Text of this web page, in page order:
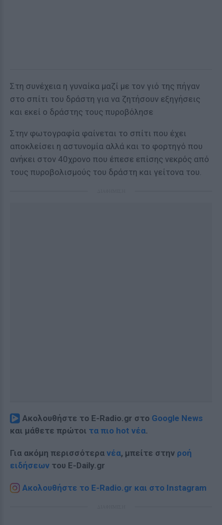
Στη συνέχεια η γυναίκα μαζί με τον γιό της πήγαν
στο σπίτι του δράστη για να ζητήσουν εξηγήσεις
και εκεί ο δράστης τους πυροβόλησε
Στην φωτογραφία φαίνεται το σπίτι που έχει
αποκλείσει η αστυνομία αλλά και το φορτηγό που
ανήκει στον 40χρονο που έπεσε επίσης νεκρός από
τους πυροβολισμούς του δράστη και γείτονα του.
Ακολουθήστε το E-Radio.gr στο Google News
και μάθετε πρώτοι τα πιο hot νέα.
Για ακόμη περισσότερα νέα, μπείτε στην ροή
ειδήσεων του E-Daily.gr
Ακολουθήστε το E-Radio.gr και στο Instagram